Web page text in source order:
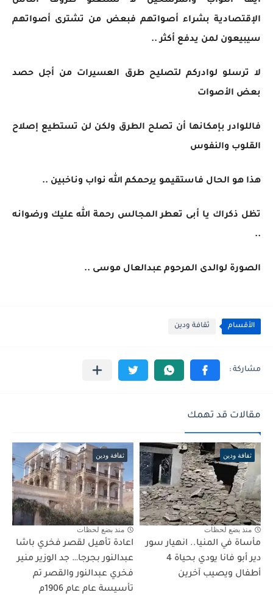
الإقتصادية بشراء أصواتهم فبعض من تشترى أصواتهم
سيبيعون لمن يدفع أكثر ..
لا ترسلو لوادركم لتصليح طرق العسيرات من أجل حصد
بعض الأصوات
فاللوادر بإمكانها أن تصلح الطرق ولكن لن تستطيع إصلاح
القلوب والنفوس
هذا هو الحال فاستقيمو يرحمكم الله نواب وناخبين ..
تظل ذكراك يا أبى تعطر المجالس رحمة الله عليك ورضوانه
..
الصورة لوالدى المرحوم عبدالعال موسى ..
الأقسام ثقافة ودين
مقالات قد تهمك
ثقافة ودين
منذ بضع لحظات
مأساة في المنيا.. انهيار سور
دير أبو فانا يودي بحياة 4
أطفال ويصيب آخرين
ثقافة ودين
منذ بضع لحظات
اعادة تأهيل لقصر فخري باشا
عبدالنور بجرجا… جد الوزير منير
فخري عبدالنور والقصر تم
تأسيسة عام عام 1906م